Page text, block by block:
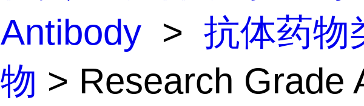
Antibody > 抗体药物
物 > Research Grade